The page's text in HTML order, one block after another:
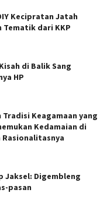
Kecipratan Jatah
Tematik dari KKP
di Balik Sang
HP
Tradisi Keagamaan yang
Kedamaian di
Rasionalitasnya
Jaksel: Digembleng
pasan